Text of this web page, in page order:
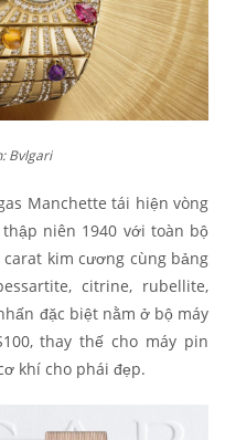
Bvlgari
Manchette tái hiện vòng
niên 1940 với toàn bộ
kim cương cùng bảng
citrine, rubellite,
đặc biệt nằm ở bộ máy
thay thế cho máy pin
khí cho phái đẹp.